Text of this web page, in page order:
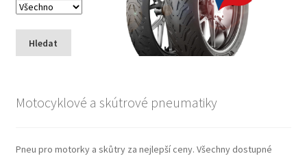
Hledat
Motocyklové a skútrové pneumatiky
Pneu pro motorky a skůtry za nejlepší ceny. Všechny dostupné